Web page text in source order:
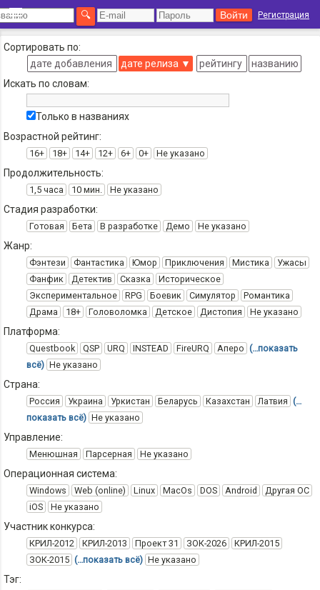
Регистрация
Сортировать по:
дате добавления
дате релиза ▼ рейтингу
названию
Искать по словам:
Только в названиях
Возрастной рейтинг:
16+ 18+ 14+ 12+ 6+ 0+ Не указано
Продолжительность:
1,5 часа 10 мин. Не указано
Стадия разработки:
Готовая Бета В разработке Демо Не указано
Жанр:
Фэнтези Фантастика Юмор Приключения Мистика
Ужасы
Фанфик
Детектив Сказка
Историческое
Экспериментальное
RPG Боевик Симулятор
Романтика
Драма
18+ Головоломка Детское Дистопия Не указано
Платформа:
Questbook QSP URQ INSTEAD FireURQ Аперо (…показать
всё) Не указано
Страна:
Россия Украина Уркистан Беларусь Казахстан Латвия (…
показать всё) Не указано
Управление:
Менюшная Парсерная Не указано
Операционная система:
Windows Web (online) Linux MacOs DOS Android
Другая ОС
iOS
Не указано
Участник конкурса:
КРИЛ-2012 КРИЛ-2013 Проект 31 ЗОК-2026
КРИЛ-2015
ЗОК-2015 (…показать всё) Не указано
Тэг: